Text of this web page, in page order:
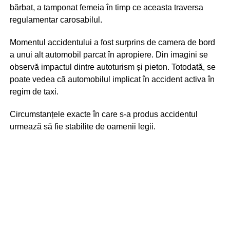
bărbat, a tamponat femeia în timp ce aceasta traversa
regulamentar carosabilul.
Momentul accidentului a fost surprins de camera de bord
a unui alt automobil parcat în apropiere. Din imagini se
observă impactul dintre autoturism și pieton. Totodată, se
poate vedea că automobilul implicat în accident activa în
regim de taxi.
Circumstanțele exacte în care s-a produs accidentul
urmează să fie stabilite de oamenii legii.